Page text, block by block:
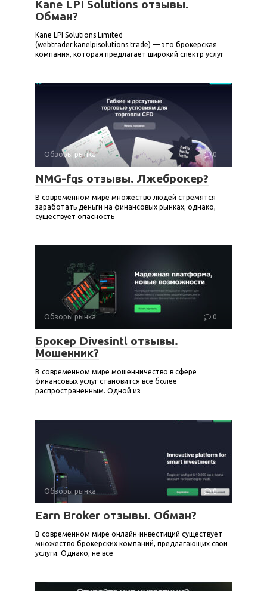
Kane LPI Solutions отзывы.
Обман?
Kane LPI Solutions Limited
(webtrader.kanelpisolutions.trade) — это брокерская
компания, которая предлагает широкий спектр услуг
Обзоры рынка 0
NMG-fqs отзывы. Лжеброкер?
В современном мире множество людей стремятся
заработать деньги на финансовых рынках, однако,
существует опасность
Обзоры рынка 0
Брокер Divesintl отзывы.
Мошенник?
В современном мире мошенничество в сфере
финансовых услуг становится все более
распространенным. Одной из
Обзоры рынка 0
Earn Broker отзывы. Обман?
В современном мире онлайн-инвестиций существует
множество брокерских компаний, предлагающих свои
услуги. Однако, не все